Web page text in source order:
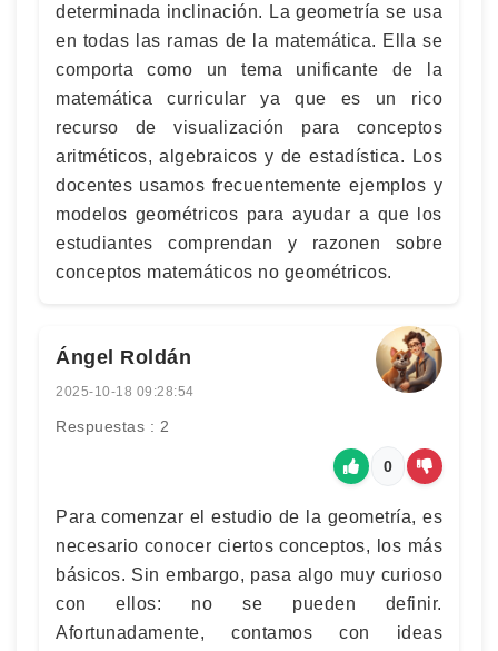
determinada inclinación. La geometría se usa
en todas las ramas de la matemática. Ella se
comporta como un tema unificante de la
matemática curricular ya que es un rico
recurso de visualización para conceptos
aritméticos, algebraicos y de estadística. Los
docentes usamos frecuentemente ejemplos y
modelos geométricos para ayudar a que los
estudiantes comprendan y razonen sobre
conceptos matemáticos no geométricos.
Ángel Roldán
2025-10-18 09:28:54
Respuestas : 2
0
Para comenzar el estudio de la geometría, es
necesario conocer ciertos conceptos, los más
básicos. Sin embargo, pasa algo muy curioso
con ellos: no se pueden definir.
Afortunadamente, contamos con ideas